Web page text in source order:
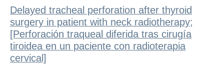
Delayed tracheal perforation after thyroid
surgery in patient with neck radiotherapy;
[Perforación traqueal diferida tras cirugía
tiroidea en un paciente con radioterapia
cervical]